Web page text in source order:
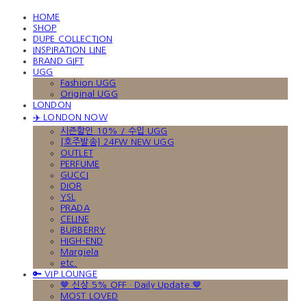
HOME
SHOP
DUPE COLLECTION
INSPIRATION LINE
BRAND GIFT
UGG
Fashion UGG
Original UGG
LONDON
✈️ LONDON NOW
시즌할인 10% / 수입 UGG
[호주발송] 24FW NEW UGG
OUTLET
PERFUME
GUCCI
DIOR
YSL
PRADA
CELINE
BURBERRY
HIGH-END
Margiela
etc.
🔑 VIP LOUNGE
🤎 신상 5% OFF · Daily Update 🤎
MOST LOVED